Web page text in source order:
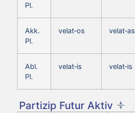
Pl.
Akk.
Pl.
velat‑os velat‑as
Abl.
Pl.
velat‑is velat‑is
Partizip Futur Aktiv